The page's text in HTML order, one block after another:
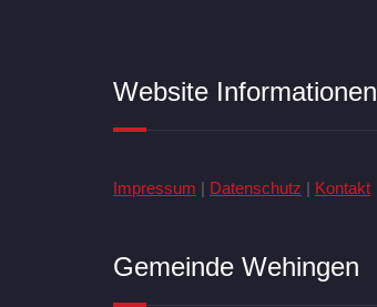
Website Informationen
Impressum | Datenschutz | Kontakt
Gemeinde Wehingen